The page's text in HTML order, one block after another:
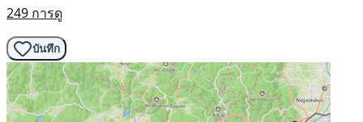
249 การดู
บันทึก